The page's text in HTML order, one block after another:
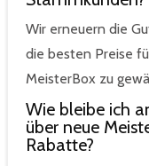
Wir erneuern die
die besten Preise
MeisterBox zu
Wie bleibe ich
über neue
Rabatte?